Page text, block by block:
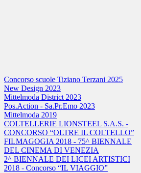
Concorso scuole Tiziano Terzani 2025
New Design 2023
Mittelmoda District 2023
Pos.Action - Sa.Pr.Emo 2023
Mittelmoda 2019
COLTELLERIE LIONSTEEL S.A.S. -
CONCORSO “OLTRE IL COLTELLO”
FILMAGOGIA 2018 - 75^ BIENNALE
DEL CINEMA DI VENEZIA
2^ BIENNALE DEI LICEI ARTISTICI
2018 - Concorso “IL VIAGGIO”